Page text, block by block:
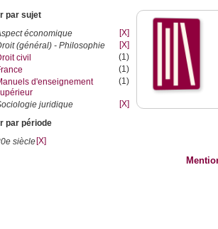
par sujet
économique
[X]
(général) - Philosophie
[X]
civil
(1)
(1)
d'enseignement
(1)
juridique
[X]
par période
siècle[X]